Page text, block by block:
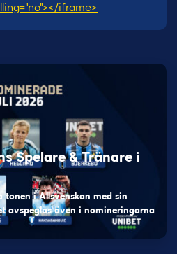
iframe>
Spelare & Tränare i
tonen i Allsvenskan med sin
avspeglas även i nomineringarna